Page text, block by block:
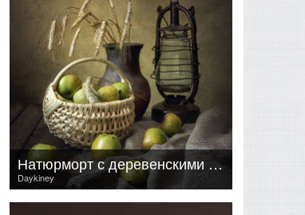
Daykiney
Натюрморт с деревенскими яблоками